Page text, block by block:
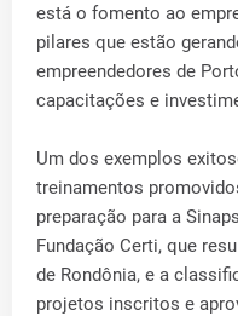
está o fomento ao
pilares que estão
empreendedores de
capacitações e
Um dos exemplos
treinamentos
preparação para a
Fundação Certi, que
de Rondônia, e a
projetos inscritos e